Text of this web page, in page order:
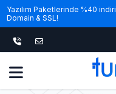
Yazılım Paketlerinde %40
Domain & SSL!